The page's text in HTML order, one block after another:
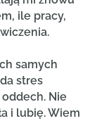
ile pracy,
samych
stres
Nie
i lubię. Wiem